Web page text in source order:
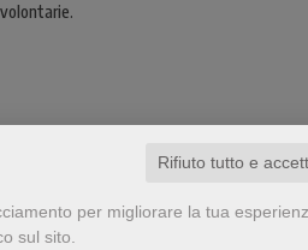
Rifiuto tutto e
per migliorare la tua
sul sito.